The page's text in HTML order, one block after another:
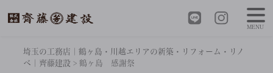
埼玉の工務店｜鶴ヶ島・川越エリアの新築・リフォーム・リノ
ベ｜齊藤建設 >鶴ヶ島 感謝祭
MENU